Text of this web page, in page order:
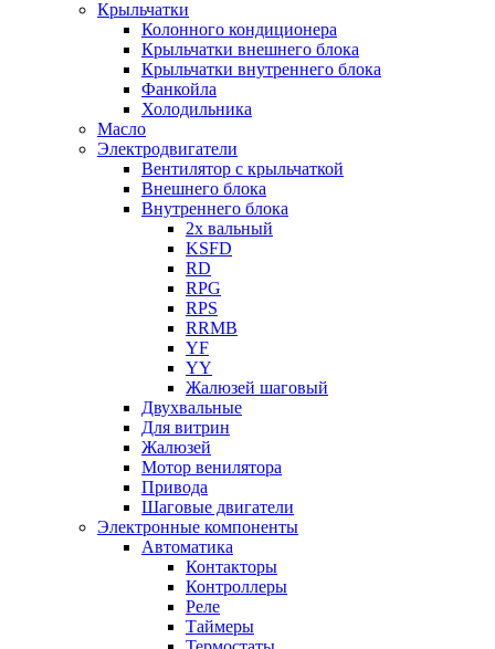
Крыльчатки
Колонного кондиционера
Крыльчатки внешнего блока
Крыльчатки внутреннего блока
Фанкойла
Холодильника
Масло
Электродвигатели
Вентилятор с крыльчаткой
Внешнего блока
Внутреннего блока
2х вальный
KSFD
RD
RPG
RPS
RRMB
YF
YY
Жалюзей шаговый
Двухвальные
Для витрин
Жалюзей
Мотор венилятора
Привода
Шаговые двигатели
Электронные компоненты
Автоматика
Контакторы
Контроллеры
Реле
Таймеры